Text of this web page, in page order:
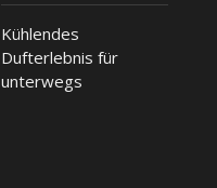
Kühlendes
Dufterlebnis für
unterwegs